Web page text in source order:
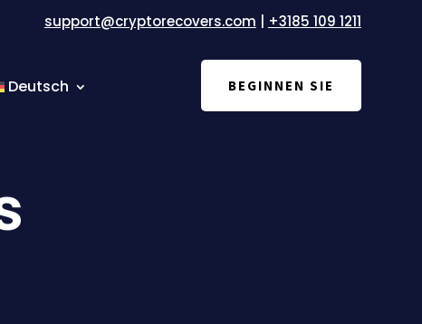
support@cryptorecovers.com +3185 109 1211
Deutsch BEGINNEN SIE